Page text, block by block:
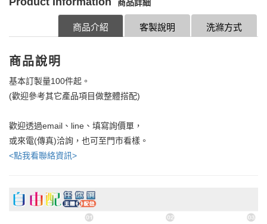
商品詳細
洗滌方式
客製說明
商品介紹
商品說明
基本訂製量100件起。
(歡迎參考其它產品項目做整體搭配)
歡迎透過email、line、填寫詢價單，
或來電(傳真)洽詢，也可至門市看樣。
<點我看聯絡資訊>